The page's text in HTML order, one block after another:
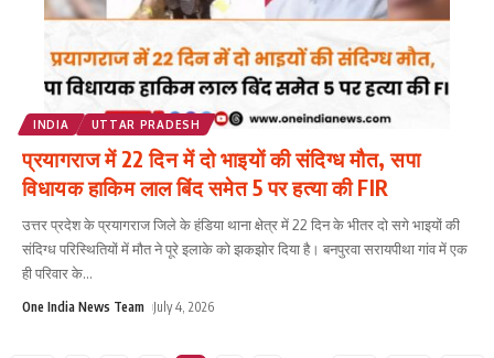
INDIA UTTAR PRADESH
प्रयागराज में 22 दिन में दो भाइयों की संदिग्ध मौत, सपा
विधायक हाकिम लाल बिंद समेत 5 पर हत्या की FIR
उत्तर प्रदेश के प्रयागराज जिले के हंडिया थाना क्षेत्र में 22 दिन के भीतर दो सगे भाइयों की
संदिग्ध परिस्थितियों में मौत ने पूरे इलाके को झकझोर दिया है। बनपुरवा सरायपीथा गांव में एक
ही परिवार के...
One India News Team July 4, 2026